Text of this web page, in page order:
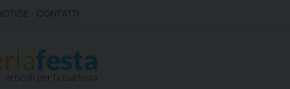
NOTIZIE CONTATTI